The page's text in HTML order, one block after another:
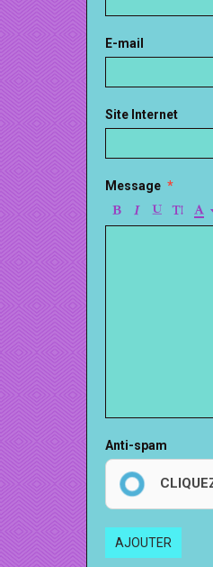
E-mail
Site Internet
Message
Anti-spam
AJOUTER